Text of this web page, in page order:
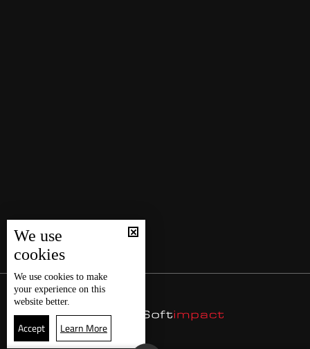
We use
cookies
We use cookies to make
your experience on this
website better.
Accept Learn More